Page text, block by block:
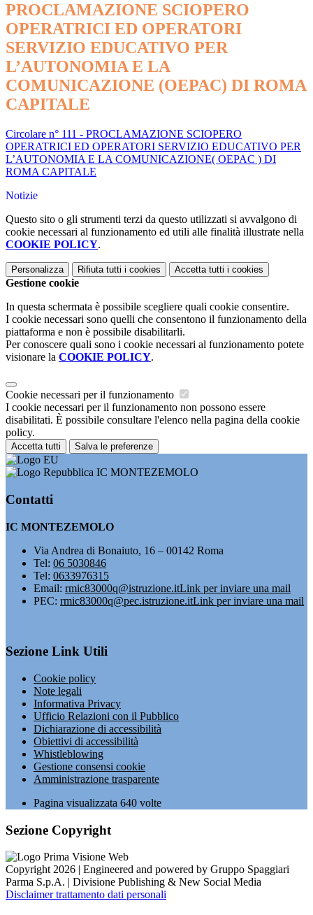
PROCLAMAZIONE SCIOPERO
OPERATRICI ED OPERATORI
SERVIZIO EDUCATIVO PER
L’AUTONOMIA E LA
COMUNICAZIONE (OEPAC) DI ROMA
CAPITALE
Circolare n° 111 - PROCLAMAZIONE SCIOPERO
OPERATRICI ED OPERATORI SERVIZIO EDUCATIVO PER
L’AUTONOMIA E LA COMUNICAZIONE( OEPAC ) DI
ROMA CAPITALE
Notizie
Questo sito o gli strumenti terzi da questo utilizzati si avvalgono di
cookie necessari al funzionamento ed utili alle finalità illustrate nella
COOKIE POLICY.
Personalizza Rifiuta tutti i cookies Accetta tutti i cookies
Gestione cookie
In questa schermata è possibile scegliere quali cookie consentire.
I cookie necessari sono quelli che consentono il funzionamento della
piattaforma e non è possibile disabilitarli.
Per conoscere quali sono i cookie necessari al funzionamento potete
visionare la COOKIE POLICY.
Cookie necessari per il funzionamento
I cookie necessari per il funzionamento non possono essere
disabilitati. È possibile consultare l'elenco nella pagina della cookie
policy.
Accetta tutti Salva le preferenze
IC MONTEZEMOLO
Contatti
IC MONTEZEMOLO
Via Andrea di Bonaiuto, 16 – 00142 Roma
Tel: 06 5030846
Tel: 0633976315
Email: rmic83000q@istruzione.itLink per inviare una mail
PEC: rmic83000q@pec.istruzione.itLink per inviare una mail
Sezione Link Utili
Cookie policy
Note legali
Informativa Privacy
Ufficio Relazioni con il Pubblico
Dichiarazione di accessibilità
Obiettivi di accessibilità
Whistleblowing
Gestione consensi cookie
Amministrazione trasparente
Pagina visualizzata 640 volte
Sezione Copyright
Copyright 2026 | Engineered and powered by Gruppo Spaggiari
Parma S.p.A. | Divisione Publishing & New Social Media
Disclaimer trattamento dati personali